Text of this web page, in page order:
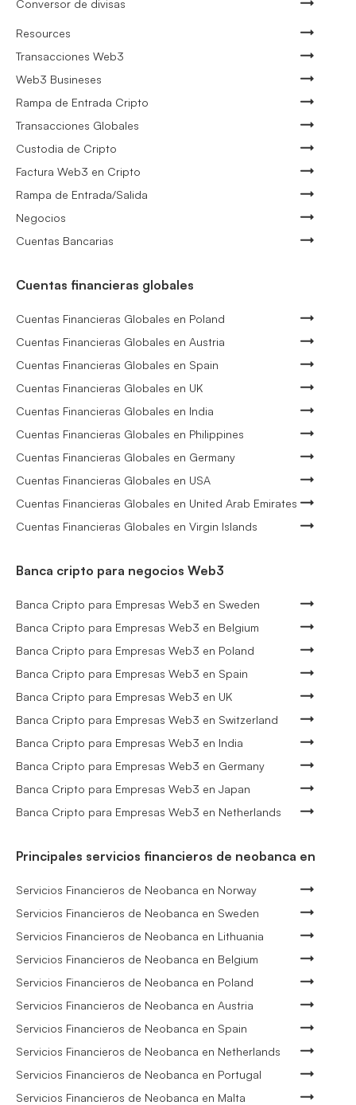
Conversor de divisas
Resources
Transacciones Web3
Web3 Busineses
Rampa de Entrada Cripto
Transacciones Globales
Custodia de Cripto
Factura Web3 en Cripto
Rampa de Entrada/Salida
Negocios
Cuentas Bancarias
Cuentas financieras globales
Cuentas Financieras Globales en Poland
Cuentas Financieras Globales en Austria
Cuentas Financieras Globales en Spain
Cuentas Financieras Globales en UK
Cuentas Financieras Globales en India
Cuentas Financieras Globales en Philippines
Cuentas Financieras Globales en Germany
Cuentas Financieras Globales en USA
Cuentas Financieras Globales en United Arab Emirates
Cuentas Financieras Globales en Virgin Islands
Banca cripto para negocios Web3
Banca Cripto para Empresas Web3 en Sweden
Banca Cripto para Empresas Web3 en Belgium
Banca Cripto para Empresas Web3 en Poland
Banca Cripto para Empresas Web3 en Spain
Banca Cripto para Empresas Web3 en UK
Banca Cripto para Empresas Web3 en Switzerland
Banca Cripto para Empresas Web3 en India
Banca Cripto para Empresas Web3 en Germany
Banca Cripto para Empresas Web3 en Japan
Banca Cripto para Empresas Web3 en Netherlands
Principales servicios financieros de neobanca en
Servicios Financieros de Neobanca en Norway
Servicios Financieros de Neobanca en Sweden
Servicios Financieros de Neobanca en Lithuania
Servicios Financieros de Neobanca en Belgium
Servicios Financieros de Neobanca en Poland
Servicios Financieros de Neobanca en Austria
Servicios Financieros de Neobanca en Spain
Servicios Financieros de Neobanca en Netherlands
Servicios Financieros de Neobanca en Portugal
Servicios Financieros de Neobanca en Malta